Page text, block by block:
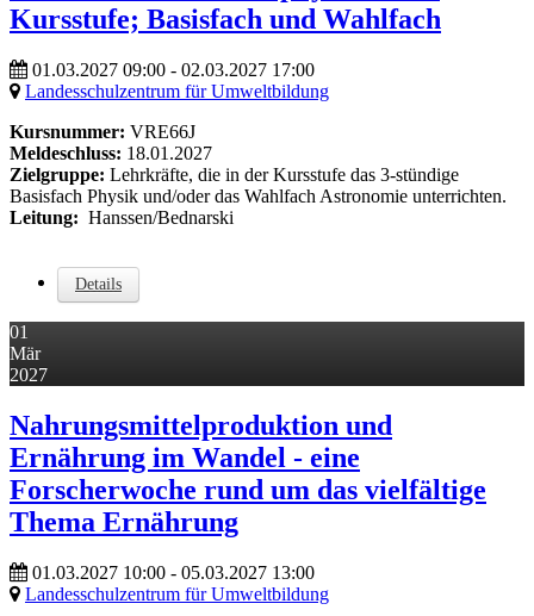
Kursstufe; Basisfach und Wahlfach
01.03.2027 09:00 - 02.03.2027 17:00
Landesschulzentrum für Umweltbildung
Kursnummer: VRE66J
Meldeschluss: 18.01.2027
Zielgruppe: Lehrkräfte, die in der Kursstufe das 3-stündige
Basisfach Physik und/oder das Wahlfach Astronomie unterrichten.
Leitung: Hanssen/Bednarski
Details
01
Mär
2027
Nahrungsmittelproduktion und
Ernährung im Wandel - eine
Forscherwoche rund um das vielfältige
Thema Ernährung
01.03.2027 10:00 - 05.03.2027 13:00
Landesschulzentrum für Umweltbildung